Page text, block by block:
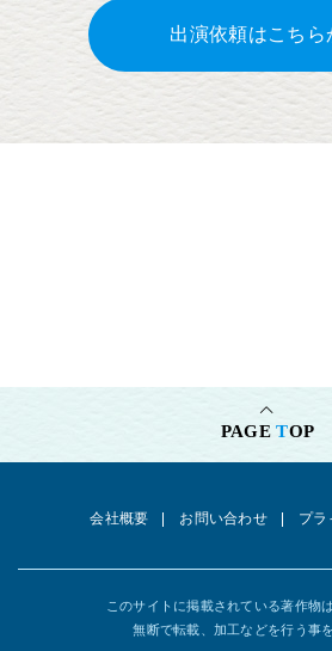
出演依頼はこちら
PAGETOP
会社概要 お問い合わせ プラ
このサイトに掲載されている著作物
無断で転載、加工などを行う事